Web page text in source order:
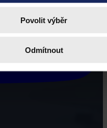
Povolit výběr
Odmítnout